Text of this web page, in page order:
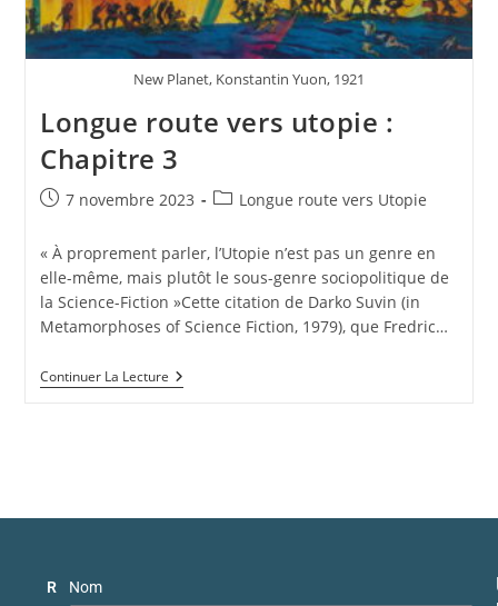
New Planet, Konstantin Yuon, 1921
Longue route vers utopie :
Chapitre 3
7 novembre 2023 Longue route vers Utopie
« À proprement parler, l’Utopie n’est pas un genre en
elle-même, mais plutôt le sous-genre sociopolitique de
la Science-Fiction »Cette citation de Darko Suvin (in
Metamorphoses of Science Fiction, 1979), que Fredric…
Continuer La Lecture
R
Nom